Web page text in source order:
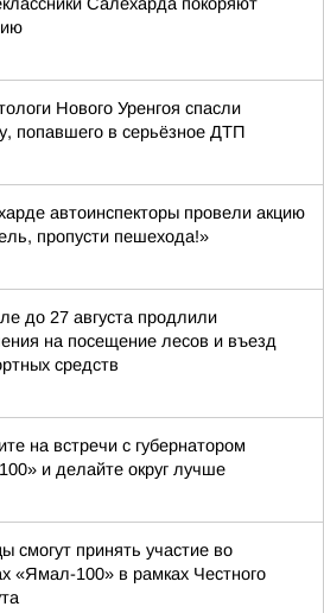
Нового Уренгоя спасли
попавшего в серьёзное ДТП
автоинспекторы провели акцию
пропусти пешехода!»
до 27 августа продлили
на посещение лесов и въезд
средств
на встречи с губернатором
и делайте округ лучше
смогут принять участие во
«Ямал-100» в рамках Честного